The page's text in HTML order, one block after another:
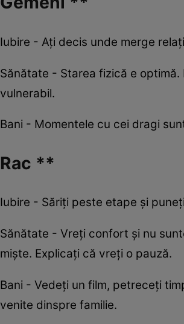
Iubire - Ați decis unde merge
Sănătate - Starea fizică e
vulnerabil.
Bani - Momentele cu cei dragi
Rac **
Iubire - Săriți peste etape și
Sănătate - Vreți confort și nu
miște. Explicați că vreți o pauză.
Bani - Vedeți un film, petreceți
venite dinspre familie.